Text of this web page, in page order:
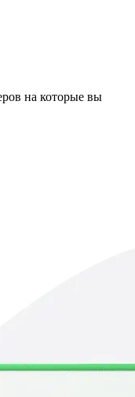
на которые вы